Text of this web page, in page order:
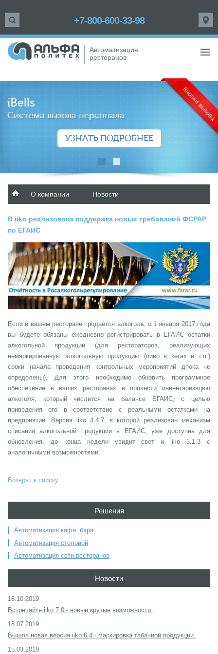
+7-800-600-33-98
Автоматизация
ресторанов
iBells
Система вызова персонала
УЗНАТЬ ПОДРОБНЕЕ
Кнопки вызова
Решения
Автоматизация кафе, бара
Автоматизация столовой
Автоматизация сети ресторанов
Новости
16.10.2019
Встречайте iiko 7.0 - новые крутые возможности.
18.07.2019
Вышла новая версия iiko 6.4 - маркировка табачной продукции.
15.03.2019
О компании Новости
В iiko реализована поддержка новых требований ФСРАР
по ЕГАИС
Если в вашем ресторане продается алкоголь, с 1 января 2017 года
вы будете обязаны ежедневно регистрировать в ЕГАИС остатки
алкогольной продукции (для рестораторов, реализующих
немаркированную алкогольную продукцию (пиво в кегах и т.п.)
сроки начала проведения контрольных мероприятий дпока не
определены). Для этого необходимо обновить программное
обеспечение в ваших ресторанах и провести инвентаризацию
алкоголя, который числится на балансе ЕГАИС, с целью
приведения его в соответствие с реальными остатками на
предприятии. Версия iiko 4.4.7, в которой реализован механизм
списания алкогольной продукции в ЕГАИС, уже доступна для
обновления, до конца недели увидит свет и iiko 5.1.3 с
аналогичными возможностями.
Возврат к списку